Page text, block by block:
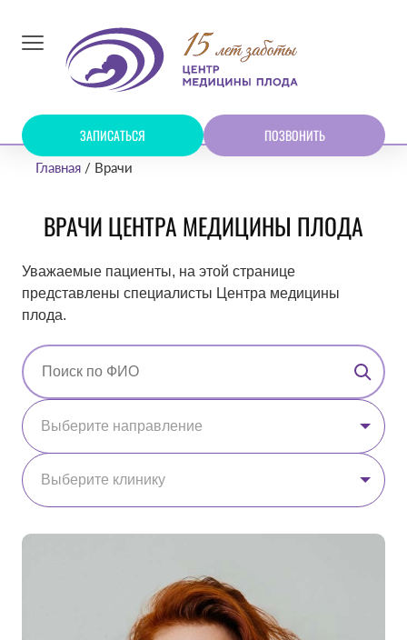
ЗАПИСАТЬСЯ ПОЗВОНИТЬ
Главная Врачи
ВРАЧИ ЦЕНТРА МЕДИЦИНЫ ПЛОДА
Уважаемые пациенты, на этой странице
представлены специалисты Центра медицины
плода.
Выберите направление
Выберите клинику